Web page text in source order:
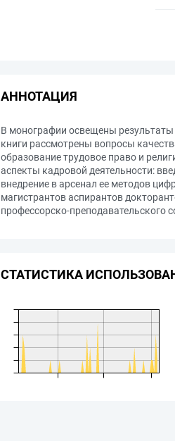
АННОТАЦИЯ
В монографии освещены
книги рассмотрены вопросы
образование трудовое право и
аспекты кадровой деятельности:
внедрение в арсенал ее методов
магистрантов аспирантов
профессорско-преподавательского
СТАТИСТИКА